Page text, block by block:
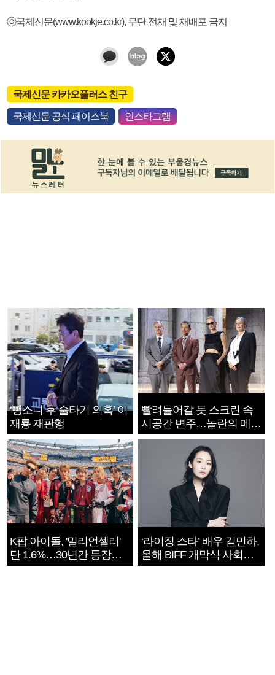
ⓒ국제신문(www.kookje.co.kr), 무단 전재 및 재배포 금지
국제신문 카카오플러스 친구
국제신문 공식 페이스북 인스타그램
‘뺑소니 후 술타기 의혹’ 이
재룡 재판행
빨려들어갈 듯 스크린 속
시공간 변주…놀란의 메시
지는 ‘전쟁 속죄’
K팝 아이돌, '밀리언셀러'
단 1.6%…30년간 등장
1182개팀 전수조사
‘라이징 스타’ 배우 김민하,
올해 BIFF 개막식 사회자
확정